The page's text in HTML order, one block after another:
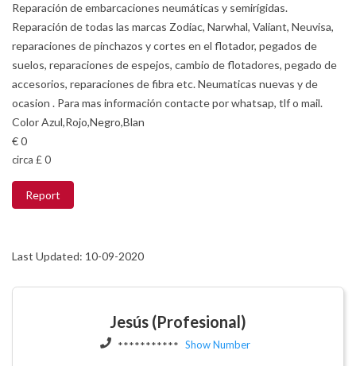
Reparación de embarcaciones neumáticas y semirígidas.
Reparación de todas las marcas Zodiac, Narwhal, Valiant, Neuvisa,
reparaciones de pinchazos y cortes en el flotador, pegados de
suelos, reparaciones de espejos, cambio de flotadores, pegado de
accesorios, reparaciones de fibra etc. Neumaticas nuevas y de
ocasion . Para mas información contacte por whatsap, tlf o mail.
Color Azul,Rojo,Negro,Blan
€ 0
circa £ 0
Report
Last Updated: 10-09-2020
Jesús (Profesional)
*********** Show Number